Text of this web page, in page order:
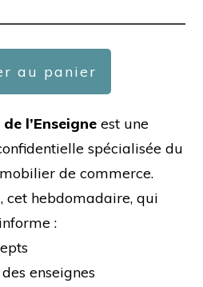
au panier
l’Enseigne est une
spécialisée du
de commerce.
cet hebdomadaire, qui
:
enseignes